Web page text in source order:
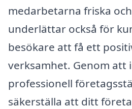
medarbetarna friska
underlättar också för
besökare att få ett
verksamhet. Genom att
professionell
säkerställa att ditt